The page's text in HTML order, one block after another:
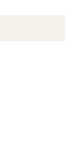
ど
お申し付けくだ